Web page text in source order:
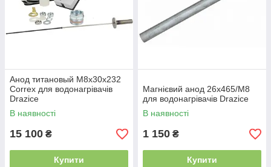
Анод титановый М8х30х232
Correx для водонагрівачів
Drazice
В наявності
15 100 ₴
Купити
Магнієвий анод 26x465/M8
для водонагрівачів Drazice
В наявності
1 150 ₴
Купити